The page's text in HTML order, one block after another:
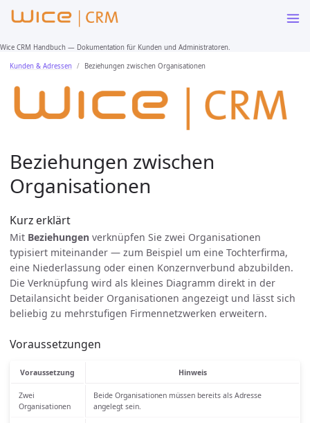
Wice CRM Handbuch — Dokumentation für Kunden und Administratoren.
Kunden & Adressen Beziehungen zwischen Organisationen
Beziehungen zwischen
Organisationen
Kurz erklärt
Mit Beziehungen verknüpfen Sie zwei Organisationen
typisiert miteinander — zum Beispiel um eine Tochterfirma,
eine Niederlassung oder einen Konzernverbund abzubilden.
Die Verknüpfung wird als kleines Diagramm direkt in der
Detailansicht beider Organisationen angezeigt und lässt sich
beliebig zu mehrstufigen Firmennetzwerken erweitern.
Voraussetzungen
Voraussetzung Hinweis
Zwei
Organisationen
Beide Organisationen müssen bereits als Adresse
angelegt sein.